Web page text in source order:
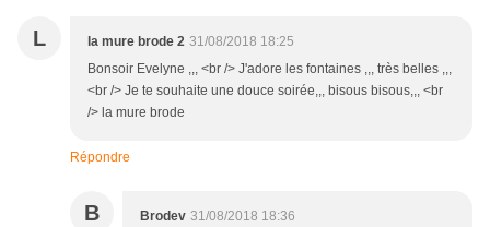
L la mure brode 2 31/08/2018 18:25
Bonsoir Evelyne ,,, <br /> J'adore les fontaines ,,, très belles ,,,
<br /> Je te souhaite une douce soirée,,, bisous bisous,,, <br
/> la mure brode
Répondre
B Brodev 31/08/2018 18:36